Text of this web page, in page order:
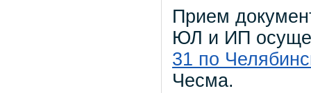
Прием
ЮЛ и ИП
31 по
Чесма.